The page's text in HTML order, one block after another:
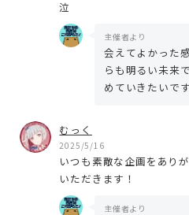
泣
主催者より
会えてよかった
らも明るい未来
めていきたいで
むっく
2025/5/16
いつも素敵な企画をあり
いただきます！
主催者より